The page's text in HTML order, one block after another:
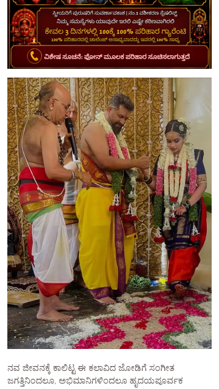
ನವ ಜೀವನಕ್ಕೆ ಕಾಲಿಟ್ಟ ಈ ಕಲಾವಿದ ಜೋಡಿಗೆ ಸಂಗೀತ
ಜಗತ್ತಿನಿಂದಲೂ, ಅಭಿಮಾನಿಗಳಿಂದಲೂ ಹೃದಯಪೂರ್ವಕ